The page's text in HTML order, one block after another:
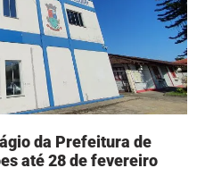
da Prefeitura de
até 28 de fevereiro